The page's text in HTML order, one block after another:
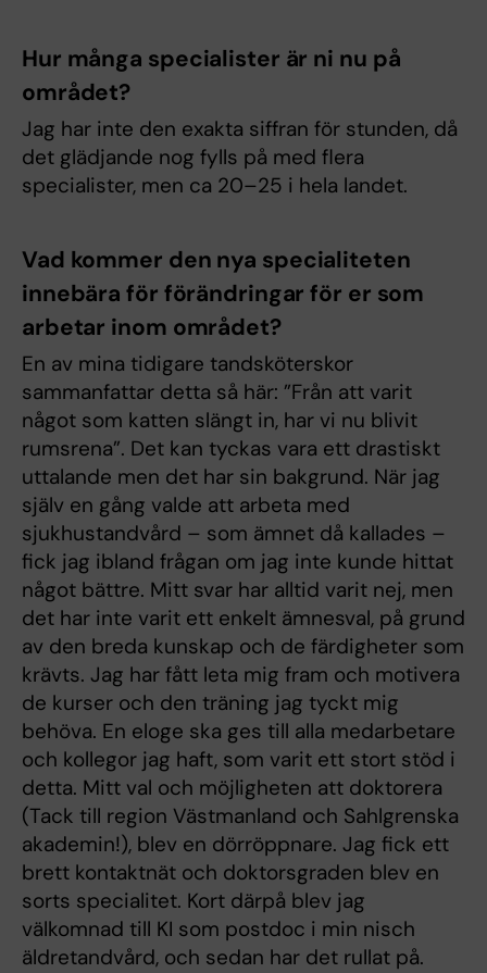
Hur många specialister är ni nu på
området?
Jag har inte den exakta siffran för stunden, då
det glädjande nog fylls på med flera
specialister, men ca 20–25 i hela landet.
Vad kommer den nya specialiteten
innebära för förändringar för er som
arbetar inom området?
En av mina tidigare tandsköterskor
sammanfattar detta så här: ”Från att varit
något som katten slängt in, har vi nu blivit
rumsrena”. Det kan tyckas vara ett drastiskt
uttalande men det har sin bakgrund. När jag
själv en gång valde att arbeta med
sjukhustandvård – som ämnet då kallades –
fick jag ibland frågan om jag inte kunde hittat
något bättre. Mitt svar har alltid varit nej, men
det har inte varit ett enkelt ämnesval, på grund
av den breda kunskap och de färdigheter som
krävts. Jag har fått leta mig fram och motivera
de kurser och den träning jag tyckt mig
behöva. En eloge ska ges till alla medarbetare
och kollegor jag haft, som varit ett stort stöd i
detta. Mitt val och möjligheten att doktorera
(Tack till region Västmanland och Sahlgrenska
akademin!), blev en dörröppnare. Jag fick ett
brett kontaktnät och doktorsgraden blev en
sorts specialitet. Kort därpå blev jag
välkomnad till KI som postdoc i min nisch
äldretandvård, och sedan har det rullat på.